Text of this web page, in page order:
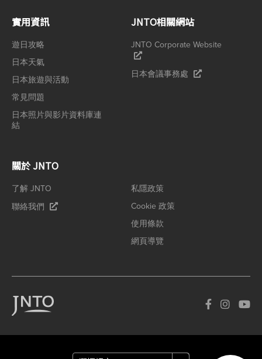
實用資訊
遊日攻略
日本天氣
日本旅遊與活動
常見問題
日本照片與影片資料庫連
結
JNTO相關網站
JNTO Corporate Website
日本會議事務處
關於 JNTO
了解 JNTO
聯絡我們
私隱政策
Cookie 政策
使用條款
網頁導覽